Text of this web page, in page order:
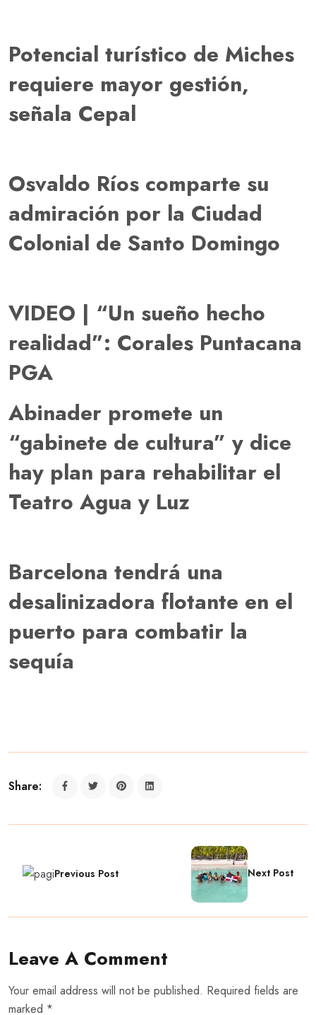
Potencial turístico de Miches
requiere mayor gestión,
señala Cepal
Osvaldo Ríos comparte su
admiración por la Ciudad
Colonial de Santo Domingo
VIDEO | “Un sueño hecho
realidad”: Corales Puntacana
PGA
Abinader promete un
“gabinete de cultura” y dice
hay plan para rehabilitar el
Teatro Agua y Luz
Barcelona tendrá una
desalinizadora flotante en el
puerto para combatir la
sequía
Share:
Previous Post Next Post
Leave A Comment
Your email address will not be published. Required fields are
marked *